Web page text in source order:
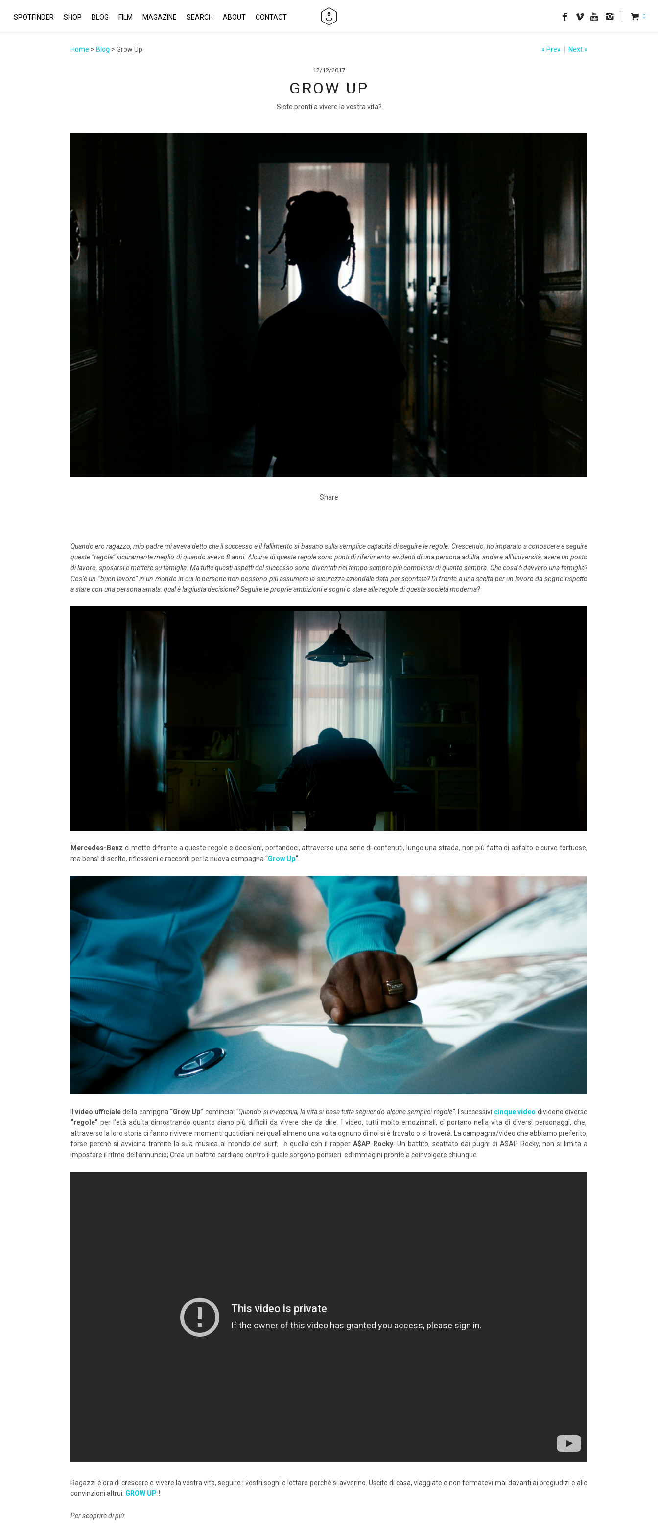
SPOTFINDER SHOP BLOG FILM MAGAZINE SEARCH ABOUT CONTACT 0
Home > Blog > Grow Up « Prev Next »
12/12/2017
GROW UP
Siete pronti a vivere la vostra vita?
Share
Quando ero ragazzo, mio padre mi aveva detto che il successo e il fallimento si basano sulla semplice capacità di seguire le regole. Crescendo, ho imparato a conoscere e seguire
queste “regole” sicuramente meglio di quando avevo 8 anni. Alcune di queste regole sono punti di riferimento evidenti di una persona adulta: andare all’università, avere un posto
di lavoro, sposarsi e mettere su famiglia. Ma tutte questi aspetti del successo sono diventati nel tempo sempre più complessi di quanto sembra. Che cosa’è davvero una famiglia?
Cos’è un “buon lavoro” in un mondo in cui le persone non possono più assumere la sicurezza aziendale data per scontata? Di fronte a una scelta per un lavoro da sogno rispetto
a stare con una persona amata: qual è la giusta decisione? Seguire le proprie ambizioni e sogni o stare alle regole di questa società moderna?
Mercedes-Benz ci mette difronte a queste regole e decisioni, portandoci, attraverso una serie di contenuti, lungo una strada, non più fatta di asfalto e curve tortuose,
ma bensì di scelte, riflessioni e racconti per la nuova campagna “Grow Up“
Ilvideo ufficialedella campgna “Grow Up” comincia: “Quando si invecchia, la vita si basa tutta seguendo alcune semplici regole”. I successivi cinque video dividono diverse
“regole” per l’età adulta dimostrando quanto siano più difficili da vivere che da dire. I video, tutti molto emozionali, ci portano nella vita di diversi personaggi, che,
attraverso la loro storia ci fanno rivivere momenti quotidiani nei quali almeno una volta ognuno di noi si è trovato o si troverà. La campagna/video che abbiamo preferito,
forse perchè si avvicina tramite la sua musica al mondo del surf, è quella con il rapper A$AP Rocky . Un battito, scattato dai pugni di A$AP Rocky, non si limita a
impostare il ritmo dell’annuncio; Crea un battito cardiaco contro il quale sorgono pensieri ed immagini pronte a coinvolgere chiunque.
Ragazzi è ora di crescere e vivere la vostra vita, seguire i vostri sogni e lottare perchè si avverino. Uscite di casa, viaggiate e non fermatevi mai davanti ai pregiudizi e alle
convinzioni altrui. GROW UP !
Per scoprire di più: